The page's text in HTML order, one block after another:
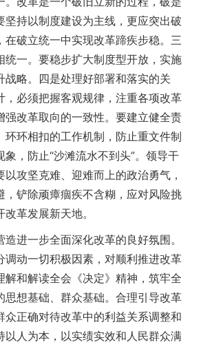
坚持以制度建设为主线，更应突出破
在破立统一中实现改革蹄疾步稳。三
统一。要稳步扩大制度型开放，实施
战略。四是处理好部署和落实的关
，必须把握客观规律，注重各项改革
强改革取向的一致性。要建立健全责
环环相扣的工作机制，防止重文件制
象，防止“沙滩流水不到头”。领导干
攻坚克难、迎难而上的政治勇气，
，铲除顽瘴痼疾不含糊，应对风险挑
革发展新天地。
一步全面深化改革的良好氛围。
调动一切积极因素，对顺利推进改革
解和解读全会《决定》精神，筑牢全
思想基础、群众基础。合理引导改革
众正确对待改革中的利益关系调整和
以人为本，以实绩实效和人民群众满